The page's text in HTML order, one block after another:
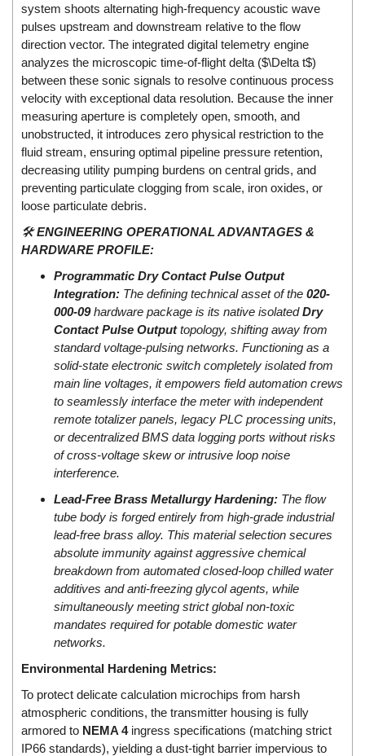
Durag
Dwyer
DYH
Dynisco
E+E ELEKTRONIK
E+H
E2S
Earthtech
Eaton
EBMPAPST
Ecom-EX
ECONEX
Edward
EGE Elektronik
Eilersen Vietnam
Ekstrom-Carlson
Elands Cable Vietnam
Elap Vietnam
Electro Adda
Electro Industries
Electronic Design System S.R.L Vietnam
Electronics Inc. Viet Nam
Electro-Sensors Vietnam
Elektrogas Vietnam
Elektrophysik Vietnam
elesa-ganter
ELETTA
Elettrotek Kabel
system shoots alternating high-frequency acoustic wave
pulses upstream and downstream relative to the flow
direction vector. The integrated digital telemetry engine
analyzes the microscopic time-of-flight delta ($\Delta t$)
between these sonic signals to resolve continuous process
velocity with exceptional data resolution. Because the inner
measuring aperture is completely open, smooth, and
unobstructed, it introduces zero physical restriction to the
fluid stream, ensuring optimal pipeline pressure retention,
decreasing utility pumping burdens on central grids, and
preventing particulate clogging from scale, iron oxides, or
loose particulate debris.
🛠️ENGINEERING OPERATIONAL ADVANTAGES &
HARDWARE PROFILE:
Programmatic Dry Contact Pulse Output
Integration: The defining technical asset of the 020-
000-09hardware package is its native isolatedDry
Contact Pulse Outputtopology, shifting away from
standard voltage-pulsing networks. Functioning as a
solid-state electronic switch completely isolated from
main line voltages, it empowers field automation crews
to seamlessly interface the meter with independent
remote totalizer panels, legacy PLC processing units,
or decentralized BMS data logging ports without risks
of cross-voltage skew or intrusive loop noise
interference.
Lead-Free Brass Metallurgy Hardening: The flow
tube body is forged entirely from high-grade industrial
lead-free brass alloy. This material selection secures
absolute immunity against aggressive chemical
breakdown from automated closed-loop chilled water
additives and anti-freezing glycol agents, while
simultaneously meeting strict global non-toxic
mandates required for potable domestic water
networks.
Environmental Hardening Metrics:
To protect delicate calculation microchips from harsh
atmospheric conditions, the transmitter housing is fully
armored to NEMA 4ingress specifications (matching strict
IP66 standards), yielding a dust-tight barrier impervious to